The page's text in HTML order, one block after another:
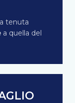
tenuta
a quella del